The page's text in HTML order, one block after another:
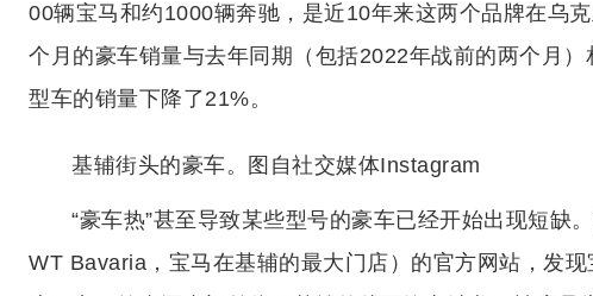
00辆宝马和约1000辆奔驰，是近10年来这两个品牌在乌
个月的豪车销量与去年同期（包括2022年战前的两个月
型车的销量下降了21%。
基辅街头的豪车。图自社交媒体Instagram
“豪车热”甚至导致某些型号的豪车已经开始出现短缺
WT Bavaria，宝马在基辅的最大门店）的官方网站，发